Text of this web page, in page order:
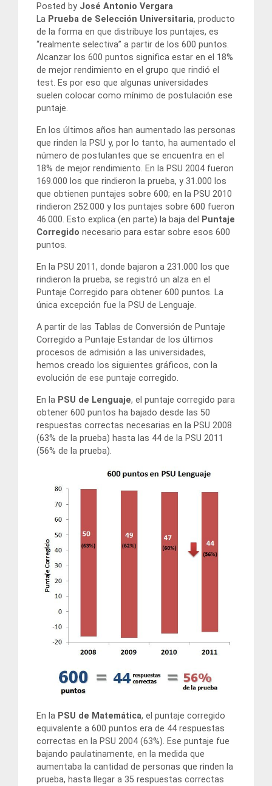
Posted by José Antonio Vergara
La Prueba de Selección Universitaria, producto
de la forma en que distribuye los puntajes, es
“realmente selectiva” a partir de los 600 puntos.
Alcanzar los 600 puntos significa estar en el 18%
de mejor rendimiento en el grupo que rindió el
test. Es por eso que algunas universidades
suelen colocar como mínimo de postulación ese
puntaje.
En los últimos años han aumentado las personas
que rinden la PSU y, por lo tanto, ha aumentado el
número de postulantes que se encuentra en el
18% de mejor rendimiento. En la PSU 2004 fueron
169.000 los que rindieron la prueba, y 31.000 los
que obtienen puntajes sobre 600; en la PSU 2010
rindieron 252.000 y los puntajes sobre 600 fueron
46.000. Esto explica (en parte) la baja del
Puntaje
Corregido necesario para estar sobre esos 600
puntos.
En la PSU 2011, donde bajaron a 231.000 los que
rindieron la prueba, se registró un alza en el
Puntaje Corregido para obtener 600 puntos. La
única excepción fue la PSU de Lenguaje.
A partir de las Tablas de Conversión de Puntaje
Corregido a Puntaje Estandar de los últimos
procesos de admisión a las universidades,
hemos creado los siguientes gráficos, con la
evolución de ese puntaje corregido.
En la PSU de Lenguaje, el puntaje corregido para
obtener 600 puntos ha bajado desde las 50
respuestas correctas necesarias en la PSU 2008
(63% de la prueba) hasta las 44 de la PSU 2011
(56% de la prueba).
En la PSU de Matemática, el puntaje corregido
equivalente a 600 puntos era de 44 respuestas
correctas en la PSU 2004 (63%). Ese puntaje fue
bajando paulatinamente, en la medida que
aumentaba la cantidad de personas que rinden la
prueba, hasta llegar a 35 respuestas correctas